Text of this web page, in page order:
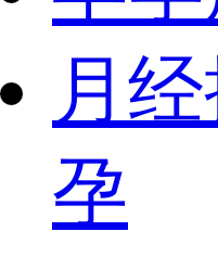
月
孕